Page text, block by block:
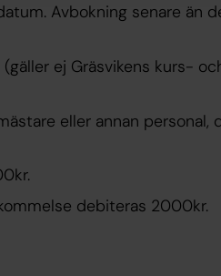
Avbokning senare än
ej Gräsvikens kurs-
eller annan personal,
debiteras 2000kr.